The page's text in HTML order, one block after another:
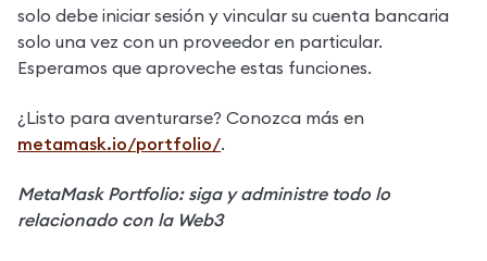
solo debe iniciar sesión y vincular su cuenta bancaria
solo una vez con un proveedor en particular.
Esperamos que aproveche estas funciones.
metamask.io/portfolio/.
MetaMask Portfolio: siga y administre todo lo
relacionado con la Web3